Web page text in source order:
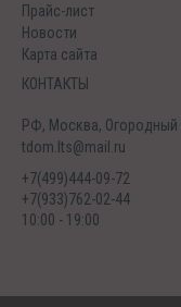
Прайс-лист
Новости
Карта сайта
КОНТАКТЫ
РФ, Москва, Огородный
tdom.lts@mail.ru
+7(499)444-09-72
+7(933)762-02-44
10:00 - 19:00